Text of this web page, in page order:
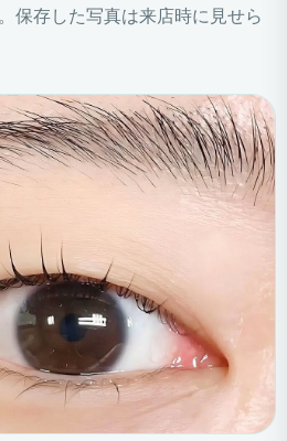
保存した写真は来店時に見せら